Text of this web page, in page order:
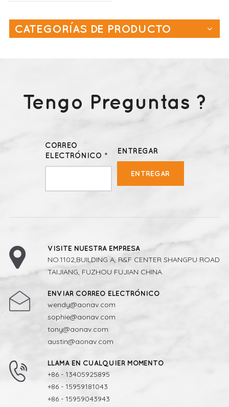
CATEGORÍAS DE PRODUCTO
Tengo Preguntas ?
CORREO
ELECTRÓNICO *
ENTREGAR
ENTREGAR
VISITE NUESTRA EMPRESA
NO.1102,BUILDING A, R&F CENTER SHANGPU ROAD
TAIJIANG, FUZHOU FUJIAN CHINA.
ENVIAR CORREO ELECTRÓNICO
wendy@aonav.com
sophie@aonav.com
tony@aonav.com
austin@aonav.com
LLAMA EN CUALQUIER MOMENTO
+86 - 13405925895
+86 - 15959181043
+86 - 15959043943